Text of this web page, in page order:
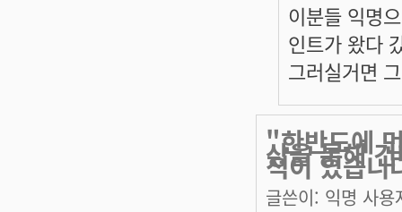
이분들 익명
인트가 왔다
그러실거면
"한반도에
상을 통해
적이 있습니
글쓴이: 익명 사용